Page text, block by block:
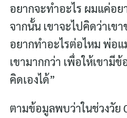
อยากจะทำอะไร ผมแค่อย
จากนั้น เขาจะไปคิดว่าเ
อยากทำอะไรต่อไหม พ่อ
เขามากกว่า เพื่อให้เขามี
คิดเองได้”
ตามข้อมูลพบว่าในช่วงวัย